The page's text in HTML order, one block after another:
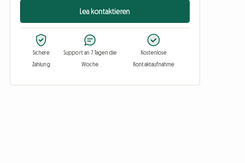
Lea kontaktieren
Sichere
Zahlung
Support an 7 Tagen die
Woche
Kostenlose
Kontaktaufnahme